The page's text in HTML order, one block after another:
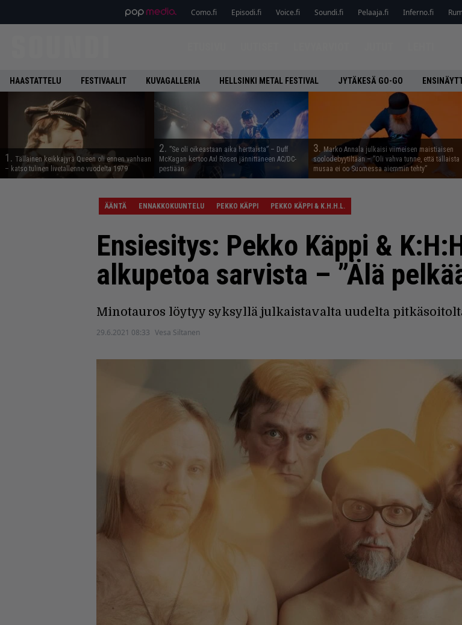
Como.fi Episodi.fi Voice.fi Soundi.fi Pelaaja.fi Inferno.fi
HAASTATTELU FESTIVAALIT KUVAGALLERIA HELLSINKI METAL FESTIVAL JYTÄKESÄ GO-GO
1. Tällainen keikkajyrä Queen oli ennen vanhaan
– katso tulinen livetallenne vuodelta 1979
2. ”Se oli oikeastaan aika herttaista” – Duff
McKagan kertoo Axl Rosen jännittäneen AC/DC-
pestiään
3. Marko Annala julkaisi viimeisen maistiaisen
soolodebyytiltään – ”Oli vahva tunne, että tällaista
musaa ei oo Suomessa aiemmin tehty”
ÄÄNTÄ ENNAKKOKUUNTELU PEKKO KÄPPI PEKKO KÄPPI & K.H.H.L.
Ensiesitys: Pekko Käppi &
alkupetoa sarvista – ”Älä
Minotauros löytyy syksyllä julkaistavalta uudelta
29.6.2021 08:33 Vesa Siltanen